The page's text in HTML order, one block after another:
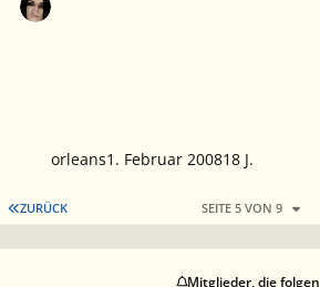
orleans1. Februar 200818 J.
ERSTE SEITE
ZURÜCK SEITE 5 VON 9
Mitglieder, die folgen